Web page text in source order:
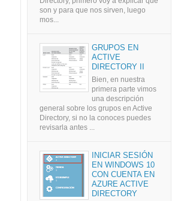
son y para que nos sirven, luego
mos...
GRUPOS EN
ACTIVE
DIRECTORY II
Bien, en nuestra
primera parte vimos
una descripción
general sobre los grupos en Active
Directory, si no la conoces puedes
revisarla antes ...
INICIAR SESIÓN
EN WINDOWS 10
CON CUENTA EN
AZURE ACTIVE
DIRECTORY